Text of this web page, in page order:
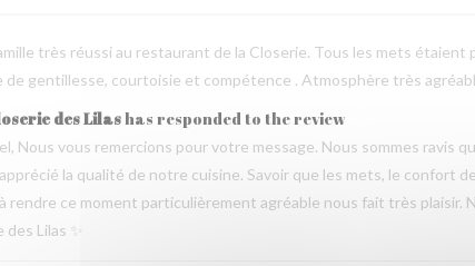
très réussi au restaurant de la Closerie. Tous les mets
de gentillesse, courtoisie et compétence . Atmosphère très
des Lilashas responded to the review
Nous vous remercions pour votre message. Nous sommes ravis
la qualité de notre cuisine. Savoir que les mets, le confort
rendre ce moment particulièrement agréable nous fait très plaisir.
Lilas ✨